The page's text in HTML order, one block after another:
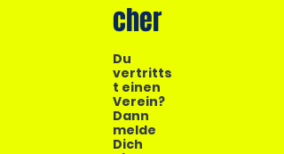
cher
Du
vertritts
t einen
Verein?
Dann
melde
Dich